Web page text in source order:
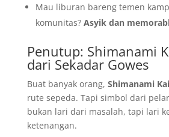
Mau liburan bareng temen
komunitas? Asyik dan
Penutup: Shimanami
dari Sekadar Gowes
Buat banyak orang, Shimanami
rute sepeda. Tapi simbol dari
bukan lari dari masalah, tapi lari
ketenangan.